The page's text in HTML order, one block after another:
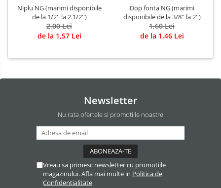
Niplu NG (marimi disponibile
de la 1/2'' la 2.1/2'')
2,00 Lei
de la 1,57 Lei
Dop fonta NG (marimi
disponibile de la 3/8'' la 2'')
1,60 Lei
de la 1,46 Lei
Newsletter
Nu rata ofertele si promotiile noastre
Vreau sa primesc newsletter cu promotiile
magazinului. Afla mai multe in Politica de
Confidentialitate